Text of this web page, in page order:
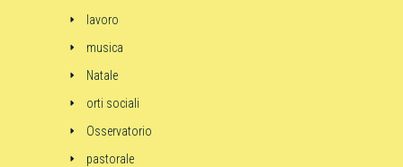
lavoro
musica
Natale
orti sociali
Osservatorio
pastorale